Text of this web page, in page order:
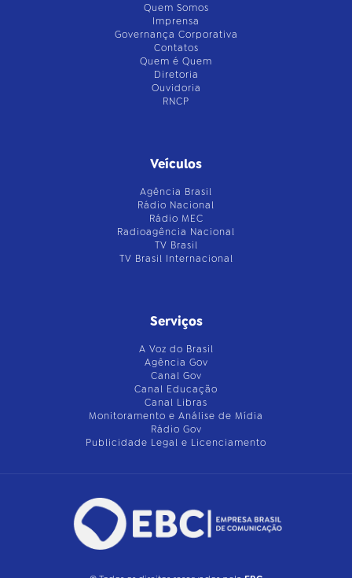
Quem Somos
Imprensa
Governança Corporativa
Contatos
Quem é Quem
Diretoria
Ouvidoria
RNCP
Veículos
Agência Brasil
Rádio Nacional
Rádio MEC
Radioagência Nacional
TV Brasil
TV Brasil Internacional
Serviços
A Voz do Brasil
Agência Gov
Canal Gov
Canal Educação
Canal Libras
Monitoramento e Análise de Mídia
Rádio Gov
Publicidade Legal e Licenciamento